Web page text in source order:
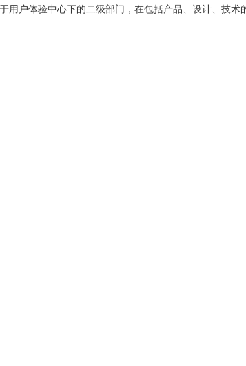
用户体验中心下的二级部门，在包括产品、设计、技术